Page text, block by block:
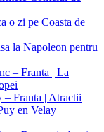
o zi pe Coasta de
la Napoleon pentru
– Franta | La
– Franta | Atractii
en Velay